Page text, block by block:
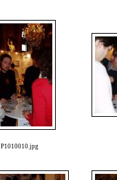
P1010010.jpg